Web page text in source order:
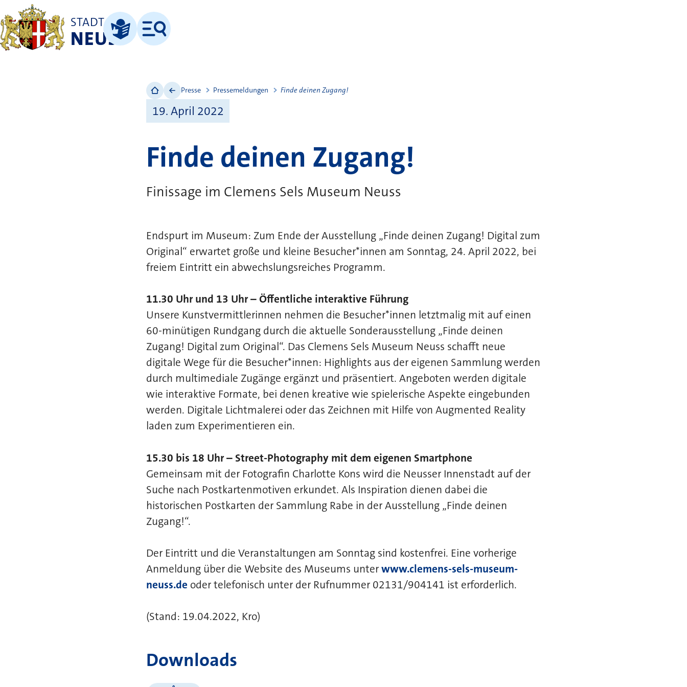
STADT
NEUSSLeichte Sprache
Menü
Presse Pressemeldungen Finde deinen Zugang!
19. April 2022
Finde deinen Zugang!
Finissage im Clemens Sels Museum Neuss
Endspurt im Museum: Zum Ende der Ausstellung „Finde deinen Zugang! Digital zum
Original“ erwartet große und kleine Besucher*innen am Sonntag, 24. April 2022, bei
freiem Eintritt ein abwechslungsreiches Programm.
11.30 Uhr und 13 Uhr – Öffentliche interaktive Führung
Unsere Kunstvermittlerinnen nehmen die Besucher*innen letztmalig mit auf einen
60-minütigen Rundgang durch die aktuelle Sonderausstellung „Finde deinen
Zugang! Digital zum Original“. Das Clemens Sels Museum Neuss schafft neue
digitale Wege für die Besucher*innen: Highlights aus der eigenen Sammlung werden
durch multimediale Zugänge ergänzt und präsentiert. Angeboten werden digitale
wie interaktive Formate, bei denen kreative wie spielerische Aspekte eingebunden
werden. Digitale Lichtmalerei oder das Zeichnen mit Hilfe von Augmented Reality
laden zum Experimentieren ein.
15.30 bis 18 Uhr – Street-Photography mit dem eigenen Smartphone
Gemeinsam mit der Fotografin Charlotte Kons wird die Neusser Innenstadt auf der
Suche nach Postkartenmotiven erkundet. Als Inspiration dienen dabei die
historischen Postkarten der Sammlung Rabe in der Ausstellung „Finde deinen
Zugang!“.
Der Eintritt und die Veranstaltungen am Sonntag sind kostenfrei. Eine vorherige
Anmeldung über die Website des Museums unterwww.clemens-sels-museum-
neuss.de oder telefonisch unter der Rufnummer 02131/904141 ist erforderlich.
(Stand: 19.04.2022, Kro)
Downloads